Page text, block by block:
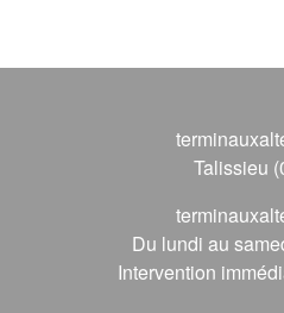
Talissieu
Du lundi au
Intervention